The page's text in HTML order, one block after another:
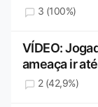
3 (100%)
VÍDEO:
ameaça ir
2 (42,9%)